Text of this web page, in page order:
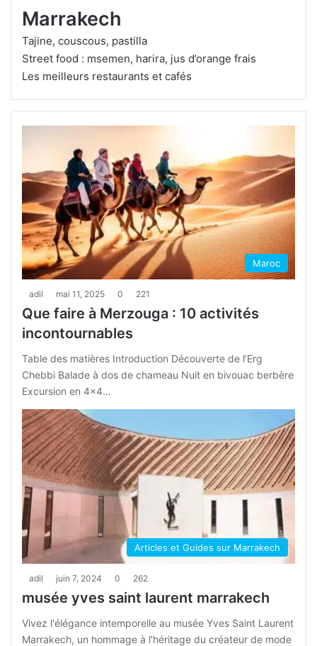
Marrakech
Tajine, couscous, pastilla
Street food : msemen, harira, jus d’orange frais
Les meilleurs restaurants et cafés
Maroc
adil mai 11, 2025 0 221
Que faire à Merzouga : 10 activités
incontournables
Table des matières Introduction Découverte de l’Erg
Chebbi Balade à dos de chameau Nuit en bivouac berbère
Excursion en 4×4…
Articles et Guides sur Marrakech
adil juin 7, 2024 0 262
musée yves saint laurent marrakech
Vivez l'élégance intemporelle au musée Yves Saint Laurent
Marrakech, un hommage à l'héritage du créateur de mode